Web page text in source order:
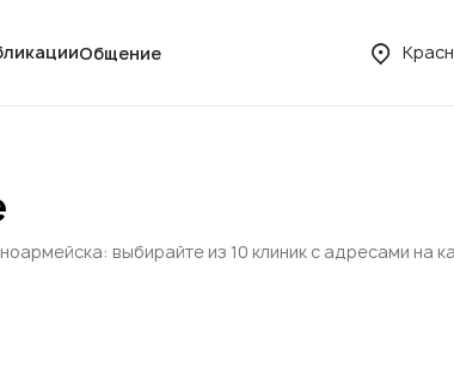
Общение
выбирайте из 10 клиник с адресами на